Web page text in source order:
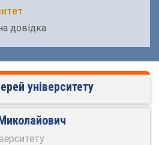
довідка
університету